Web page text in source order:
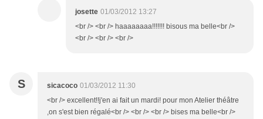
josette 01/03/2012 13:27
<br /> <br /> haaaaaaaa!!!!!!! bisous ma belle<br />
<br /> <br /> <br />
S sicacoco 01/03/2012 11:30
<br /> excellent!!j'en ai fait un mardi! pour mon Atelier théâtre
,on s'est bien régalé<br /> <br /> <br /> bises ma belle<br />